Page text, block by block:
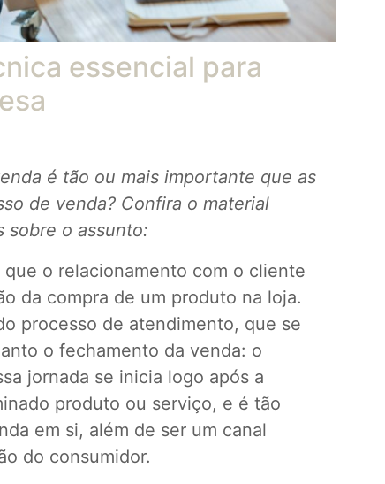
essencial para
é tão ou mais importante que as
de venda? Confira o material
sobre o assunto:
o relacionamento com o cliente
da compra de um produto na loja.
processo de atendimento, que se
o fechamento da venda: o
jornada se inicia logo após a
produto ou serviço, e é tão
em si, além de ser um canal
do consumidor.